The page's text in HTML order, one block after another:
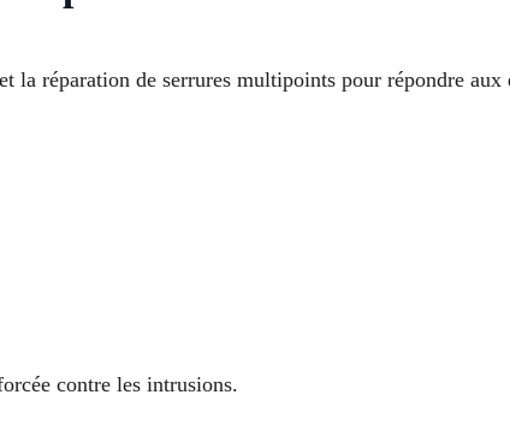
la réparation de serrures multipoints pour répondre aux
contre les intrusions.